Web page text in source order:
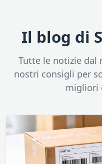
Il blog di
Tutte le notizie dal
nostri consigli per
migliori